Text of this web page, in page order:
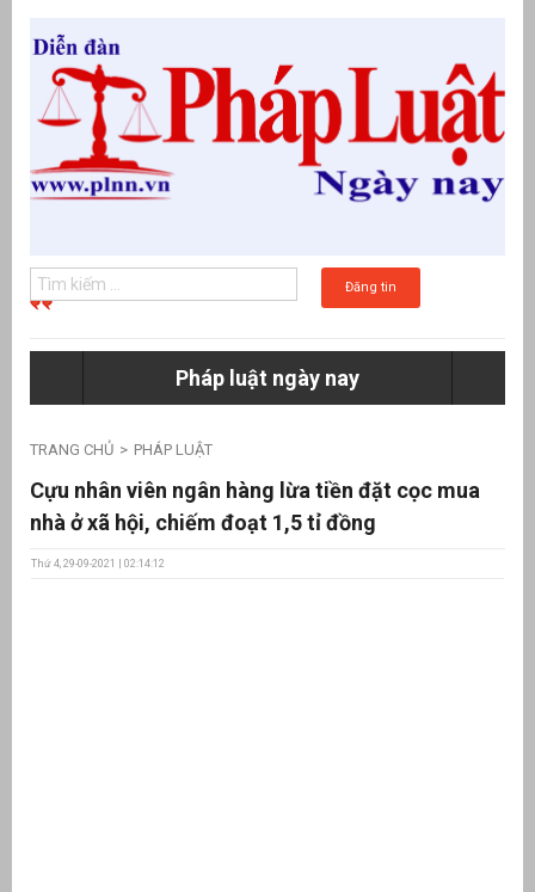
Đăng tin
Pháp luật ngày nay
TRANG CHỦ PHÁP LUẬT
Cựu nhân viên ngân hàng lừa tiền đặt cọc mua
nhà ở xã hội, chiếm đoạt 1,5 tỉ đồng
Thứ 4, 29-09-2021 | 02:14:12